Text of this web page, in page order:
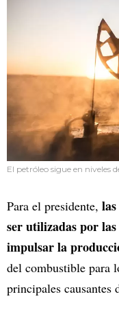
El petróleo sigue en niveles
Para el presidente,
ser utilizadas por
impulsar la
del combustible para
principales causantes